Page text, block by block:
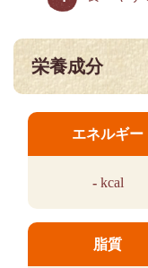
栄養成分
エネルギー
-kcal
脂質